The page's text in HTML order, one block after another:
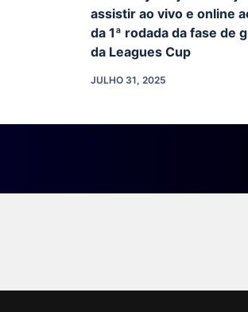
assistir ao vivo e online
da 1ª rodada da fase de
da Leagues Cup
JULHO 31, 2025